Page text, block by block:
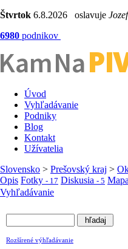
Štvrtok 6.8.2026 oslavuje
6980 podnikov
Na
Úvod
Vyhľadávanie
Podniky
Blog
Kontakt
Užívatelia
Slovensko > Prešovský kraj >
Opis Fotky - 17 Diskusia - 5 Mapa
Vyhľadávanie
Rozšírené výhľadávanie